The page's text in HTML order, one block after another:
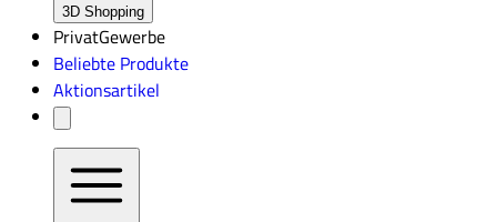
3D Shopping
PrivatGewerbe
Beliebte Produkte
Aktionsartikel